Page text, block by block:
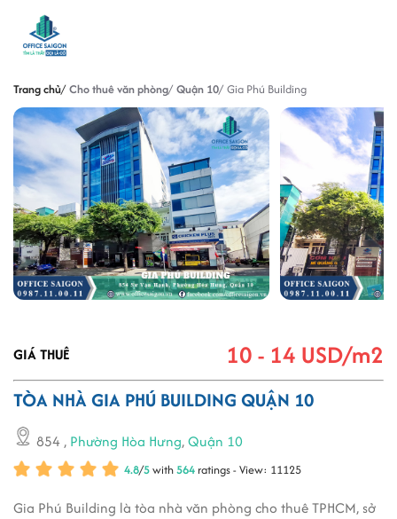
Trang chủ Cho thuê văn phòng Quận 10 Gia Phú Building
GIÁ THUÊ 10 - 14 USD/m2
TÒA NHÀ GIA PHÚ BUILDING QUẬN 10
854, Phường Hòa Hưng,Quận 10
4.8/5with564 ratings - View: 11125
Gia Phú Building là tòa nhà văn phòng cho thuê TPHCM, sở